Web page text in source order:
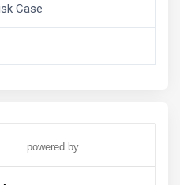
Case
powered by